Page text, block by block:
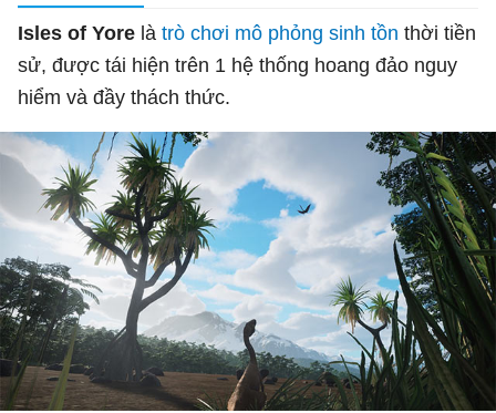
Isles of Yore là trò chơi mô phỏng sinh tồn thời tiền
sử, được tái hiện trên 1 hệ thống hoang đảo nguy
hiểm và đầy thách thức.